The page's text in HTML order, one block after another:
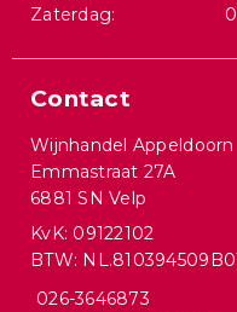
Zaterdag:
Contact
Wijnhandel Appeldoorn
Emmastraat 27A
6881 SN Velp
KvK: 09122102
BTW:
026-3646873